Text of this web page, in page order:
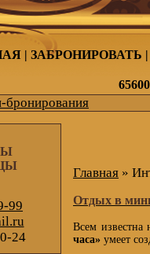
| ЗАБРОНИРОВАТЬ |
бронирования
99
24
Главная »
Отдых в
Всем известна
часа» умеет